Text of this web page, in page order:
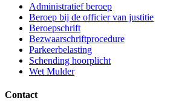
Administratief beroep
Beroep bij de officier van justitie
Beroepschrift
Bezwaarschriftprocedure
Parkeerbelasting
Schending hoorplicht
Wet Mulder
Contact